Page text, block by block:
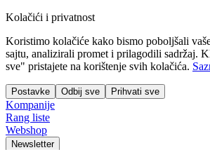
Kolačići i privatnost
Koristimo kolačiće kako bismo poboljšali
sajtu, analizirali promet i prilagodili sadržaj.
sve" pristajete na korištenje svih kolačića.
Postavke Odbij sve Prihvati sve
Kompanije
Rang liste
Webshop
Newsletter